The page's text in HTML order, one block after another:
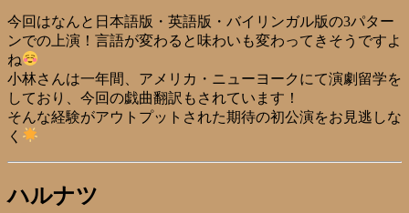
今回はなんと日本語版・英語版・バイリンガル版の3パター
ンでの上演！言語が変わると味わいも変わってきそうですよ
ね
小林さんは一年間、アメリカ・ニューヨークにて演劇留学を
しており、今回の戯曲翻訳もされています！
そんな経験がアウトプットされた期待の初公演をお見逃しな
く
ハルナツ